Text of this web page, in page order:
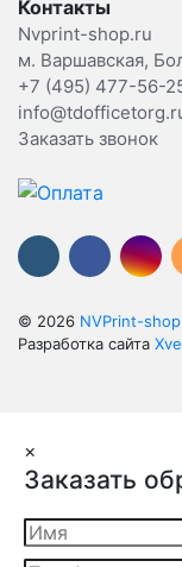
Контакты
Nvprint-shop.ru
м. Варшавская,
+7 (495) 477-56-
Заказать звонок
© 2026 NVPrint-shop
Разработка сайта
×
Заказать